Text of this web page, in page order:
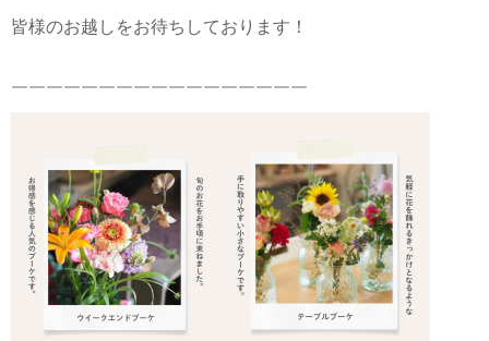
皆様のお越しをお待ちしております！
￣￣￣￣￣￣￣￣￣￣￣￣￣￣￣￣￣